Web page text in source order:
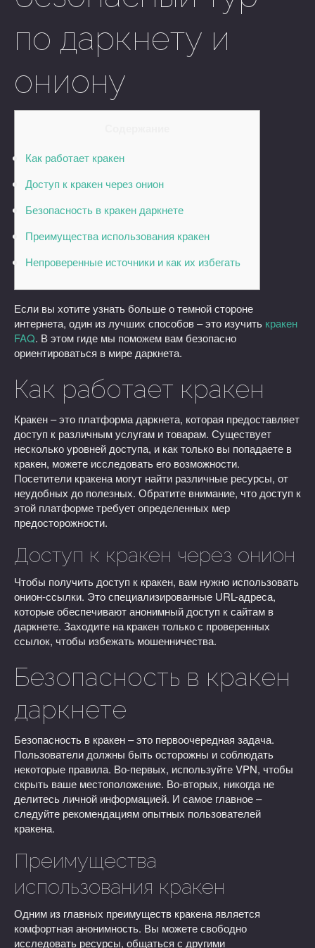
по даркнету и
ониону
Как работает кракен
Доступ к кракен через онион
Безопасность в кракен даркнете
Преимущества использования кракен
Непроверенные источники и как их избегать
Если вы хотите узнать больше о темной стороне
интернета, один из лучших способов – это изучить кракен
FAQ. В этом гиде мы поможем вам безопасно
ориентироваться в мире даркнета.
Как работает кракен
Кракен – это платформа даркнета, которая предоставляет
доступ к различным услугам и товарам. Существует
несколько уровней доступа, и как только вы попадаете в
кракен, можете исследовать его возможности.
Посетители кракена могут найти различные ресурсы, от
неудобных до полезных. Обратите внимание, что доступ к
этой платформе требует определенных мер
предосторожности.
Доступ к кракен через онион
Чтобы получить доступ к кракен, вам нужно использовать
онион-ссылки. Это специализированные URL-адреса,
которые обеспечивают анонимный доступ к сайтам в
даркнете. Заходите на кракен только с проверенных
ссылок, чтобы избежать мошенничества.
Безопасность в кракен
даркнете
Безопасность в кракен – это первоочередная задача.
Пользователи должны быть осторожны и соблюдать
некоторые правила. Во-первых, используйте VPN, чтобы
скрыть ваше местоположение. Во-вторых, никогда не
делитесь личной информацией. И самое главное –
следуйте рекомендациям опытных пользователей
кракена.
Преимущества
использования кракен
Одним из главных преимуществ кракена является
комфортная анонимность. Вы можете свободно
исследовать ресурсы, общаться с другими